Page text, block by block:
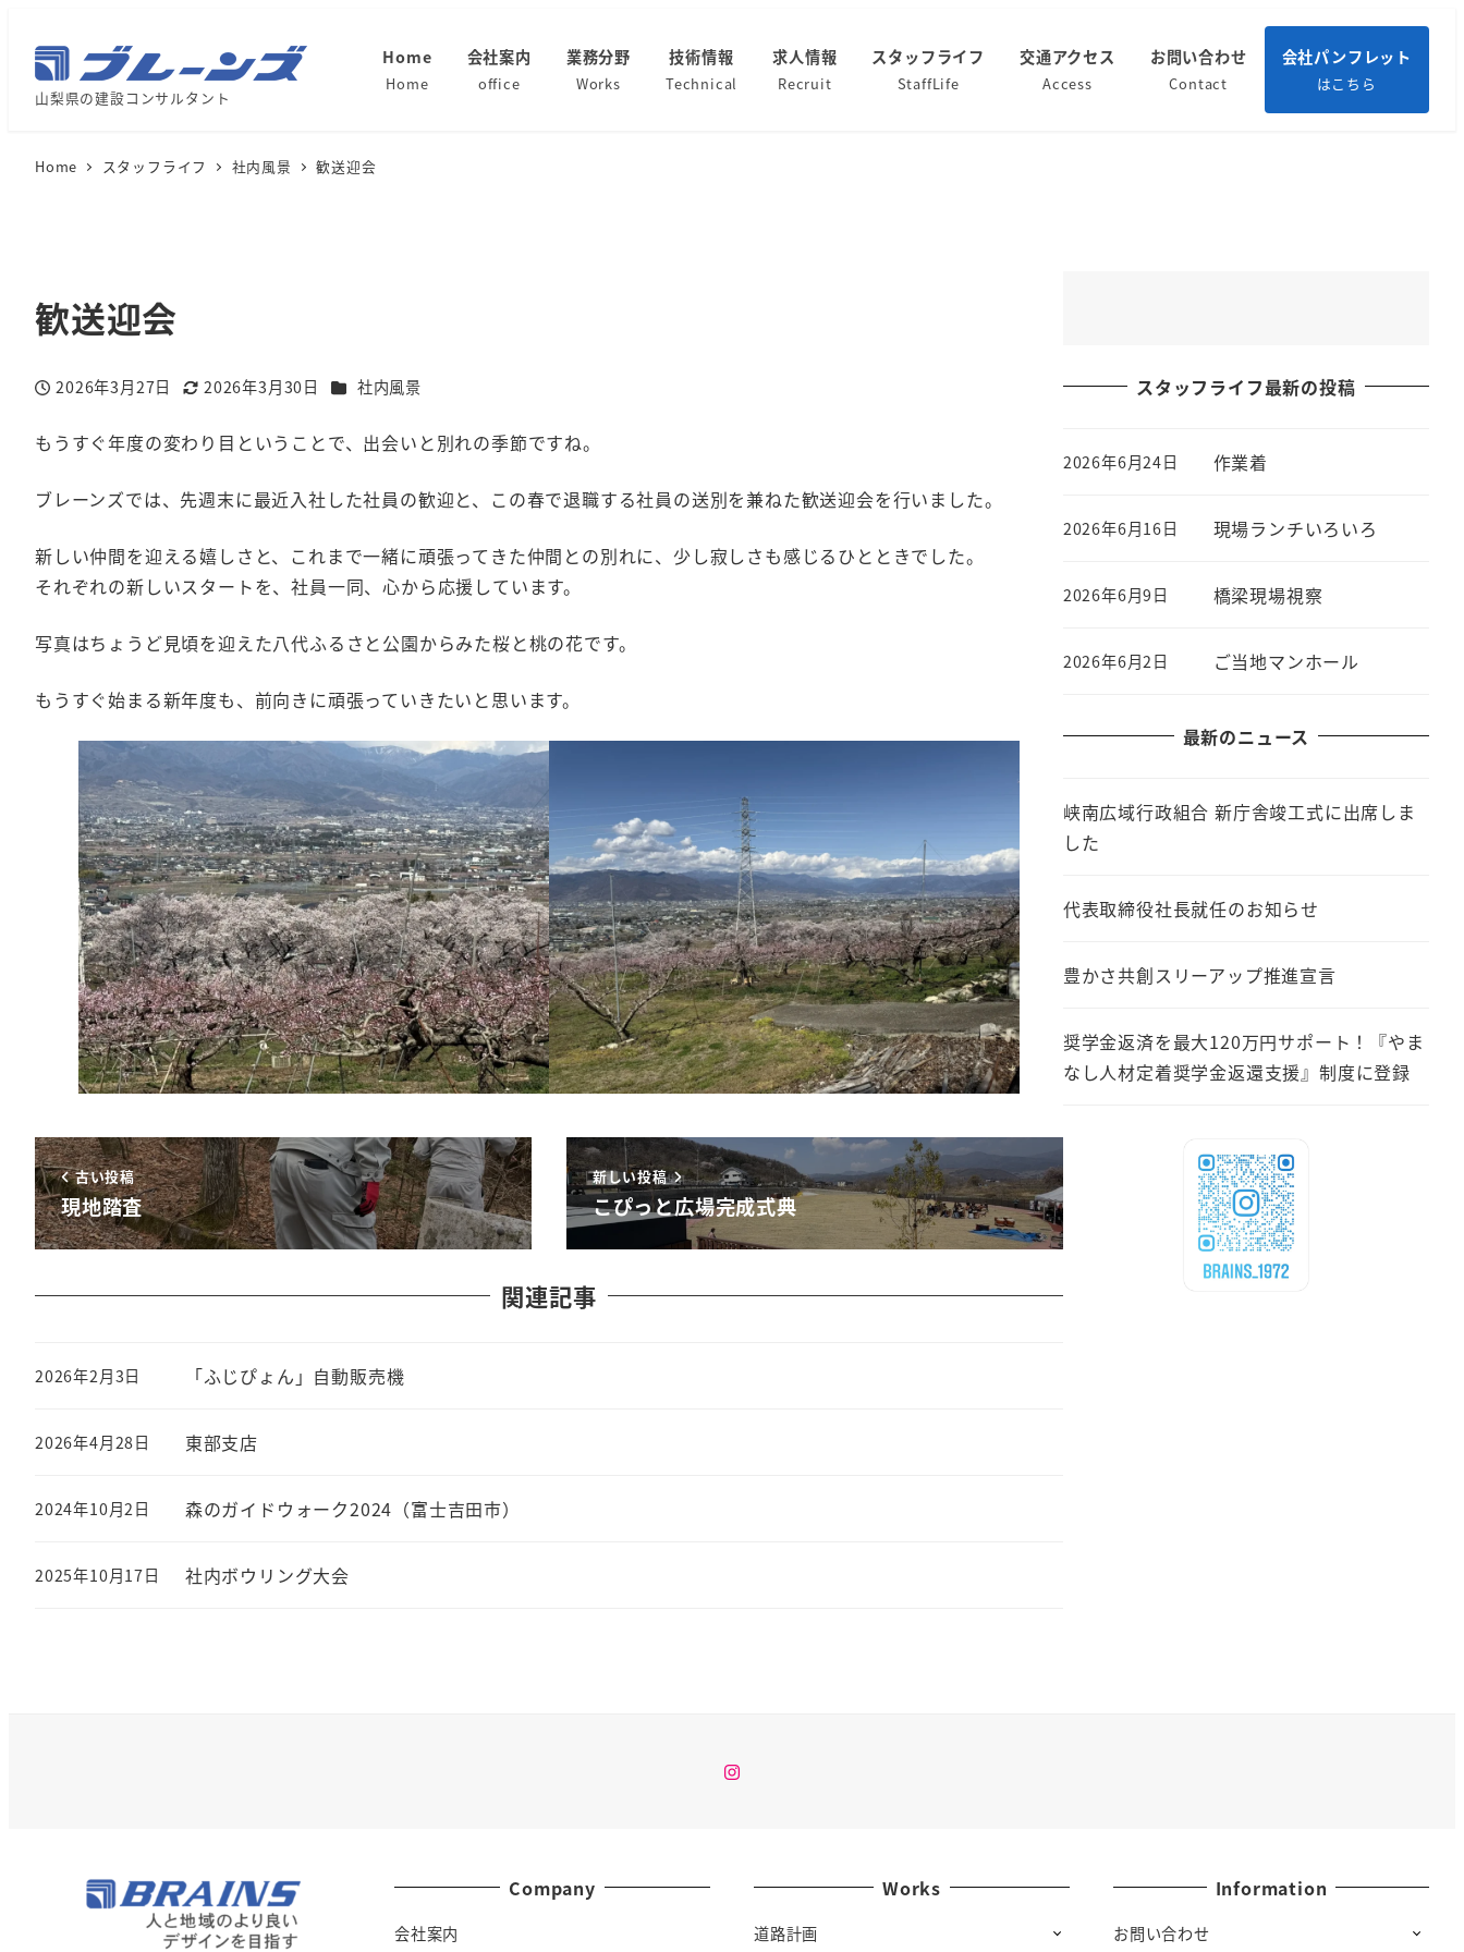
山梨県の建設コンサルタント
Home
Home
会社案内
office
業務分野
Works
技術情報
Technical
求人情報
Recruit
スタッフライフ
StaffLife
交通アクセス
Access
お問い合わせ
Contact
会社パンフレット
はこちら
Home スタッフライフ 社内風景 歓送迎会
歓送迎会
投稿日
2026年3月27日
更新日
2026年3月30日 カテゴリー
社内風景
もうすぐ年度の変わり目ということで、出会いと別れの季節ですね。
ブレーンズでは、先週末に最近入社した社員の歓迎と、この春で退職する社員の送別を兼ねた歓送迎会を行いました。
新しい仲間を迎える嬉しさと、これまで一緒に頑張ってきた仲間との別れに、少し寂しさも感じるひとときでした。
それぞれの新しいスタートを、社員一同、心から応援しています。
写真はちょうど見頃を迎えた八代ふるさと公園からみた桜と桃の花です。
もうすぐ始まる新年度も、前向きに頑張っていきたいと思います。
古い投稿
現地踏査
新しい投稿
こぴっと広場完成式典
関連記事
「ふじぴょん」自動販売機
2026年2月3日
東部支店
2026年4月28日
森のガイドウォーク2024（富士吉田市）
2024年10月2日
社内ボウリング大会
2025年10月17日
スタッフライフ最新の投稿
作業着
2026年6月24日
現場ランチいろいろ
2026年6月16日
橋梁現場視察
2026年6月9日
ご当地マンホール
2026年6月2日
最新のニュース
峡南広域行政組合 新庁舎竣工式に出席しま
した
代表取締役社長就任のお知らせ
豊かさ共創スリーアップ推進宣言
奨学金返済を最大120万円サポート！『やま
なし人材定着奨学金返還支援』制度に登録
Instagram
Company
会社案内
Works
道路計画
Information
お問い合わせ